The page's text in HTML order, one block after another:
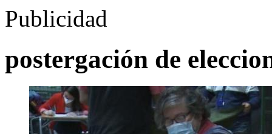
Publicidad
postergación de